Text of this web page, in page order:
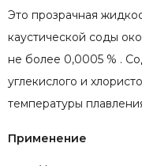
Это прозрачная
каустической соды
не более 0,0005 % .
углекислого и
температуры
Применение